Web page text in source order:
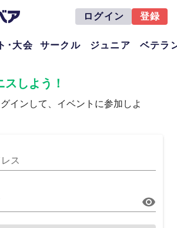
ログイン 登録
･大会 サークル ジュニア ベテラ
しよう！
インして、イベントに参加しよ
ス